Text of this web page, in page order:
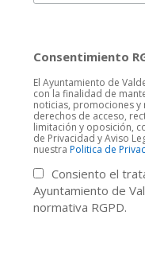
Consentimiento
El Ayuntamiento de
con la finalidad de
noticias, promociones y
derechos de acceso,
limitación y oposición,
de Privacidad y Aviso
nuestra Politica de
Consiento el
Ayuntamiento de
normativa RGPD.